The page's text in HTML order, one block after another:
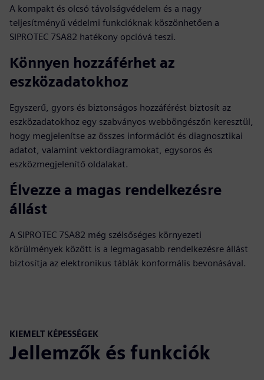
A kompakt és olcsó távolságvédelem és a nagy
teljesítményű védelmi funkcióknak köszönhetően a
SIPROTEC 7SA82 hatékony opcióvá teszi.
Könnyen hozzáférhet az
eszközadatokhoz
Egyszerű, gyors és biztonságos hozzáférést biztosít az
eszközadatokhoz egy szabványos webböngészőn keresztül,
hogy megjelenítse az összes információt és diagnosztikai
adatot, valamint vektordiagramokat, egysoros és
eszközmegjelenítő oldalakat.
Élvezze a magas rendelkezésre
állást
A SIPROTEC 7SA82 még szélsőséges környezeti
körülmények között is a legmagasabb rendelkezésre állást
biztosítja az elektronikus táblák konformális bevonásával.
KIEMELT KÉPESSÉGEK
Jellemzők és funkciók